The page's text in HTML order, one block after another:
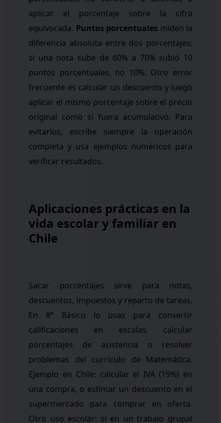
aplicar el porcentaje sobre la cifra
equivocada. Puntos porcentuales miden la
diferencia absoluta entre dos porcentajes;
si una nota sube de 60% a 70% subió 10
puntos porcentuales, no 10%. Otro error
frecuente es calcular un descuento y luego
aplicar el mismo porcentaje sobre el precio
original como si fuera acumulativo. Para
evitarlos, escribe siempre la operación
completa y usa ejemplos numéricos para
verificar resultados.
Aplicaciones prácticas en la
vida escolar y familiar en
Chile
Sacar porcentajes sirve para notas,
descuentos, impuestos y reparto de tareas.
En 8° Básico lo usas para convertir
calificaciones en escalas, calcular
porcentajes de asistencia o resolver
problemas del currículo de Matemática.
Ejemplo en Chile: calcular el IVA (19%) en
una compra, o estimar un descuento en el
supermercado para comprar en oferta.
Otro uso escolar: si en un trabajo grupal